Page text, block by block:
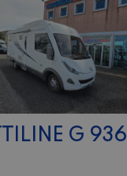
G 936